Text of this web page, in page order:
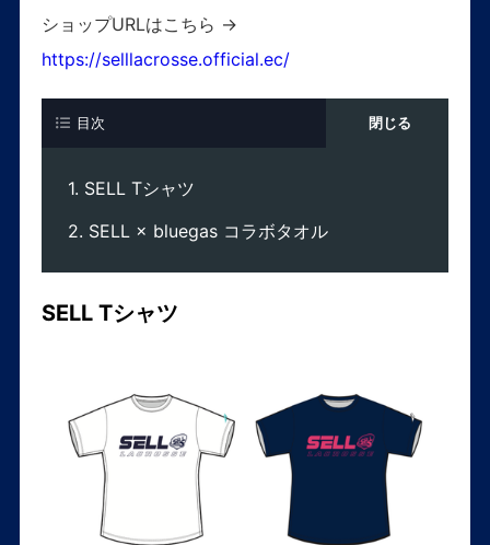
ショップURLはこちら →
https://selllacrosse.official.ec/
目次
SELL Tシャツ
SELL × bluegas コラボタオル
SELL Tシャツ